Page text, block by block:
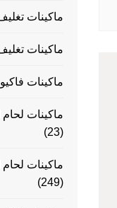
ماكينات
ماكينات
ماكينات
ماكينات
(23)
ماكينات لحام
(249)